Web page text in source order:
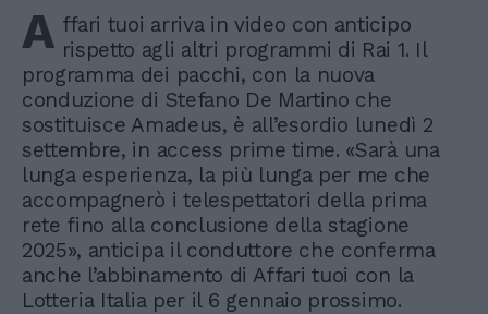
A ffari tuoi arriva in video con anticipo
rispetto agli altri programmi di Rai 1. Il
programma dei pacchi, con la nuova
conduzione di Stefano De Martino che
sostituisce Amadeus, è all’esordio lunedì 2
settembre, in access prime time. «Sarà una
lunga esperienza, la più lunga per me che
accompagnerò i telespettatori della prima
rete fino alla conclusione della stagione
2025», anticipa il conduttore che conferma
anche l’abbinamento di Affari tuoi con la
Lotteria Italia per il 6 gennaio prossimo.